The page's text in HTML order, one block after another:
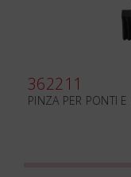
362211
PINZA PER PONTI